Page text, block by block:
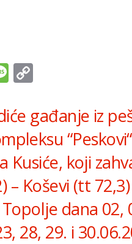
Message
gađanje iz
Kusiće, koji
Koševi (tt
dana 02,
28, 29. i